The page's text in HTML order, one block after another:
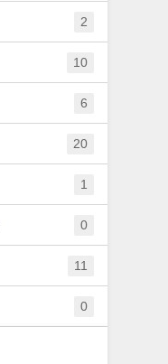
2
10
6
20
1
0
11
0